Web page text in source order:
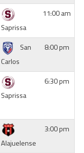
Saprissa
11:00 am
San
Carlos
8:00 pm
Saprissa
6:30 pm
Alajuelense
3:00 pm